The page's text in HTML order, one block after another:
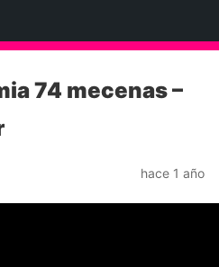
74 mecenas –
hace 1 año